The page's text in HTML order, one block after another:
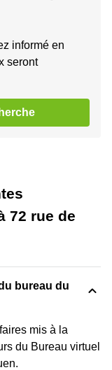
informé en
seront
72 rue de
bureau du
mis à la
du Bureau virtuel